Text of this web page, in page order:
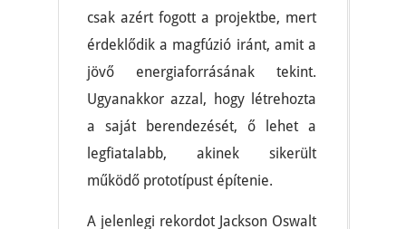
csak azért fogott a projektbe, mert
érdeklődik a magfúzió iránt, amit a
jövő energiaforrásának tekint.
Ugyanakkor azzal, hogy létrehozta
a saját berendezését, ő lehet a
legfiatalabb, akinek sikerült
működő prototípust építenie.
A jelenlegi rekordot Jackson Oswalt